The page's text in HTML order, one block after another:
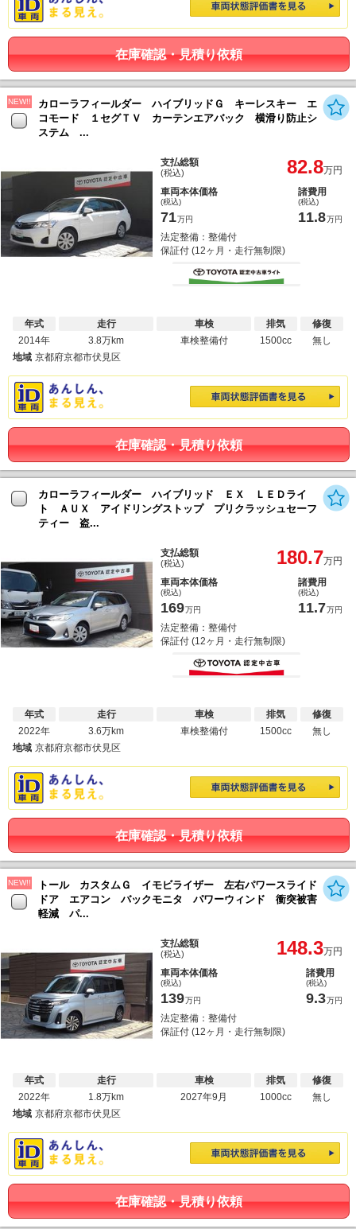
在庫確認・見積り依頼
NEW!!
カローラフィールダー ハイブリッドＧ キーレスキー エ
コモード １セグＴＶ カーテンエアバック 横滑り防止シ
ステム ...
支払総額
(税込) 82.8万円
車両本体価格
(税込)
71万円
諸費用
(税込)
11.8万円
法定整備：整備付
保証付 (12ヶ月・走行無制限)
年式
2014年
走行
3.8万km
車検
車検整備付
排気
1500cc
修復
無し
地域 京都府京都市伏見区
在庫確認・見積り依頼
カローラフィールダー ハイブリッド ＥＸ ＬＥＤライ
ト ＡＵＸ アイドリングストップ プリクラッシュセーフ
ティー 盗...
支払総額
(税込) 180.7万円
車両本体価格
(税込)
169万円
諸費用
(税込)
11.7万円
法定整備：整備付
保証付 (12ヶ月・走行無制限)
年式
2022年
走行
3.6万km
車検
車検整備付
排気
1500cc
修復
無し
地域 京都府京都市伏見区
在庫確認・見積り依頼
NEW!!
トール カスタムＧ イモビライザー 左右パワースライド
ドア エアコン バックモニタ パワーウィンド 衝突被害
軽減 パ...
支払総額
(税込) 148.3万円
車両本体価格
(税込)
139万円
諸費用
(税込)
9.3万円
法定整備：整備付
保証付 (12ヶ月・走行無制限)
年式
2022年
走行
1.8万km
車検
2027年9月
排気
1000cc
修復
無し
地域 京都府京都市伏見区
在庫確認・見積り依頼